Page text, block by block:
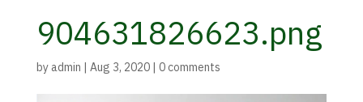
904631826623.png
byadmin | Aug 3, 2020| 0 comments